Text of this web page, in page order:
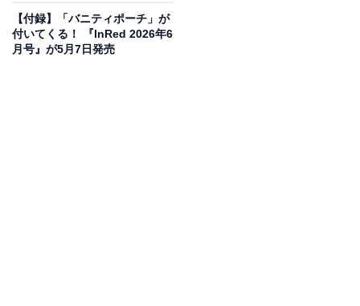
【付録】「バニティポーチ」が
付いてくる！ 『InRed 2026年6
月号』が5月7日発売